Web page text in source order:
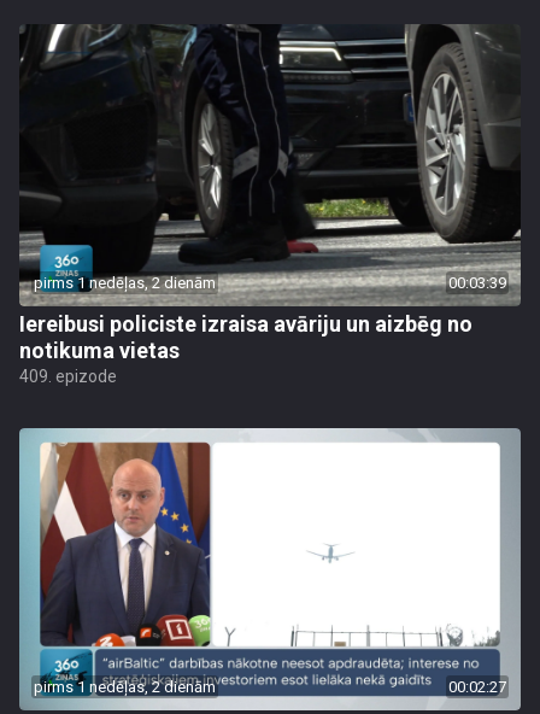
pirms 1 nedēļas, 2 dienām 00:03:39
Iereibusi policiste izraisa avāriju un aizbēg no
notikuma vietas
409. epizode
pirms 1 nedēļas, 2 dienām 00:02:27